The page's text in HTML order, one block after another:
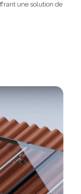
une solution de